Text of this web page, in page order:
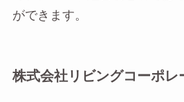
ができます。
株式会社リビングコーポレ